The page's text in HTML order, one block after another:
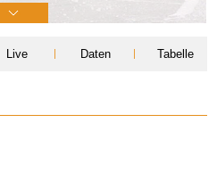
Live Daten Tabelle